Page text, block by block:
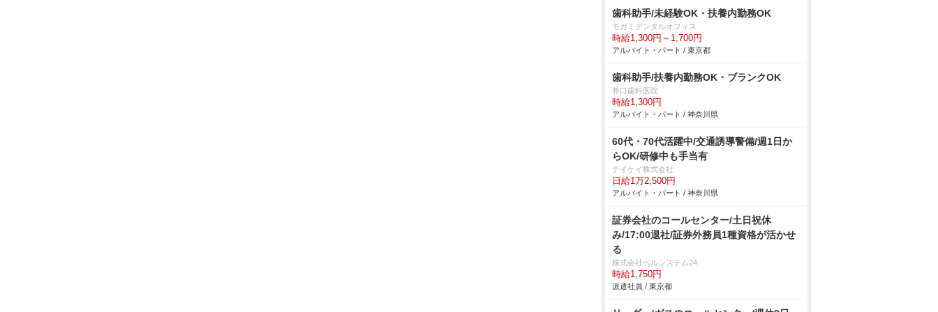
歯科助手/未経験OK・扶養内勤務OK
モガミデンタルオフィス
時給1,300円～1,700円
アルバイト・パート / 東京都
歯科助手/扶養内勤務OK・ブランクOK
井口歯科医院
時給1,300円
アルバイト・パート / 神奈川県
60代・70代活躍中/交通誘導警備/週1日か
らOK/研修中も手当有
テイケイ株式会社
日給1万2,500円
アルバイト・パート / 神奈川県
証券会社のコールセンター/土日祝休
み/17:00退社/証券外務員1種資格が活かせ
る
株式会社ベルシステム24
時給1,750円
派遣社員 / 東京都